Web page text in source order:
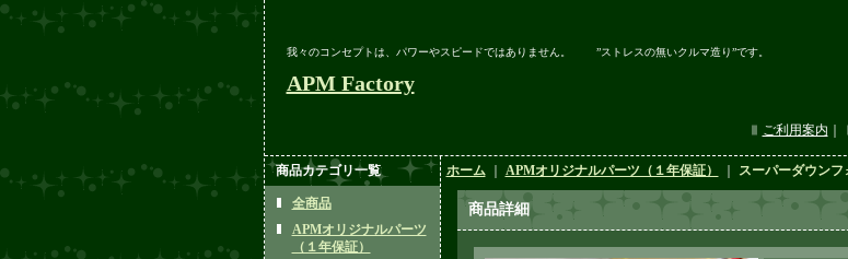
我々のコンセプトは、パワーやスピードではありません。 ”ストレスの無いクルマ造り”です。
APM Factory
ご利用案内
商品カテゴリ一覧
全商品
APMオリジナルパーツ
（１年保証）
ホーム｜ APMオリジナルパーツ（１年保証） スーパーダウンフ
商品詳細